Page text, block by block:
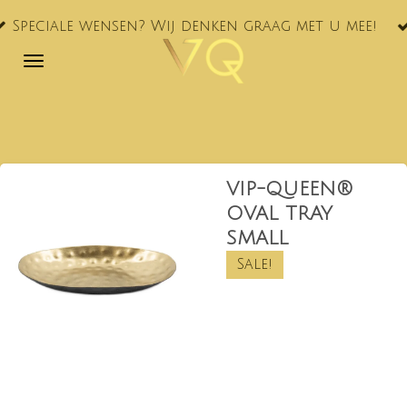
Ga
naar
Wij denken graag met u mee!
VIP-QUEEN®
OVAL TRAY
SMALL
Sale!